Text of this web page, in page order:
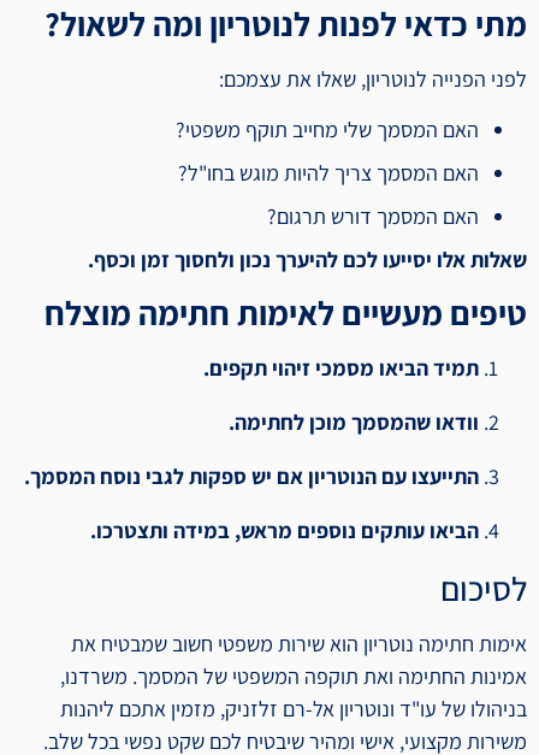
מתי כדאי לפנות לנוטריון ומה לשאול?
לפני הפנייה לנוטריון, שאלו את עצמכם:
האם המסמך שלי מחייב תוקף משפטי?
האם המסמך צריך להיות מוגש בחו"ל?
האם המסמך דורש תרגום?
שאלות אלו יסייעו לכם להיערך נכון ולחסוך זמן וכסף.
טיפים מעשיים לאימות חתימה מוצלח
תמיד הביאו מסמכי זיהוי תקפים.
וודאו שהמסמך מוכן לחתימה.
התייעצו עם הנוטריון אם יש ספקות לגבי נוסח המסמך.
הביאו עותקים נוספים מראש, במידה ותצטרכו.
לסיכום
אימות חתימה נוטריון הוא שירות משפטי חשוב שמבטיח את
אמינות החתימה ואת תוקפה המשפטי של המסמך. משרדנו,
בניהולו של עו"ד ונוטריון אל-רם זלזניק, מזמין אתכם ליהנות
משירות מקצועי, אישי ומהיר שיבטיח לכם שקט נפשי בכל שלב.